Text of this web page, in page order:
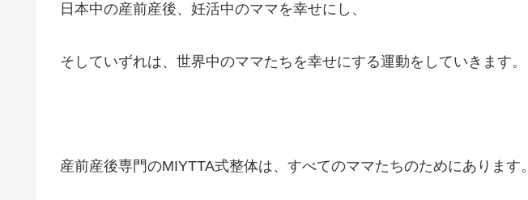
日本中の産前産後、妊活中のママを幸せにし、
そしていずれは、世界中のママたちを幸せにする運動をしていきます。
産前産後専門のMIYTTA式整体は、すべてのママたちのためにあります。